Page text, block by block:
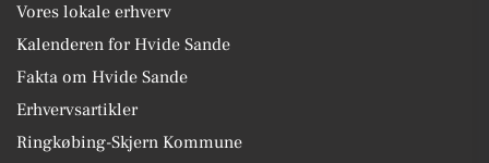
Vores lokale erhverv
Kalenderen for Hvide Sande
Fakta om Hvide Sande
Erhvervsartikler
Ringkøbing-Skjern Kommune